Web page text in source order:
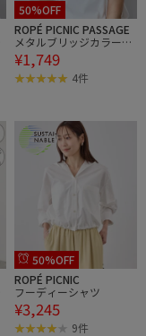
50%OFF
ROPÉ PICNIC PASSAGE
メタルブリッジカラーグ
ラスアイウェア/UVカッ
ト
¥1,749
4件
50%OFF
ROPÉ PICNIC
フーディーシャツ
¥3,245
9件